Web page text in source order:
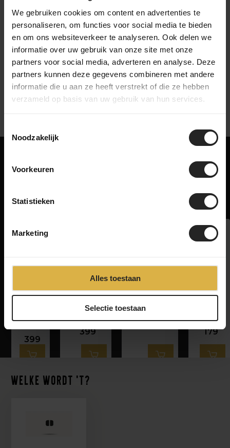
We gebruiken cookies om content en advertenties te
personaliseren, om functies voor social media te bieden
en om ons websiteverkeer te analyseren. Ook delen we
informatie over uw gebruik van onze site met onze
partners voor social media, adverteren en analyse. Deze
partners kunnen deze gegevens combineren met andere
informatie die u aan ze heeft verstrekt of die ze hebben
verzameld op basis van uw gebruik van hun services.
Noodzakelijk
Voorkeuren
Statistieken
Marketing
Alles toestaan
Selectie toestaan
bekijk onze bedrijfsvideo
Inc X
body
399
Shimano
freehub
399
Campagnolo
Body
399
Inc X
179
Welke wordt 't?